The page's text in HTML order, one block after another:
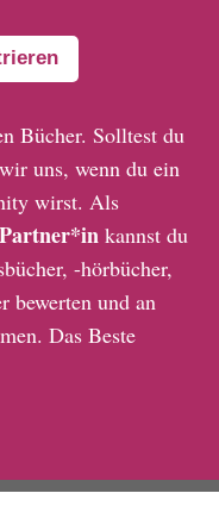
Bücher. Solltest du
uns, wenn du ein
wirst. Als
kannst du
-hörbücher,
bewerten und an
Das Beste